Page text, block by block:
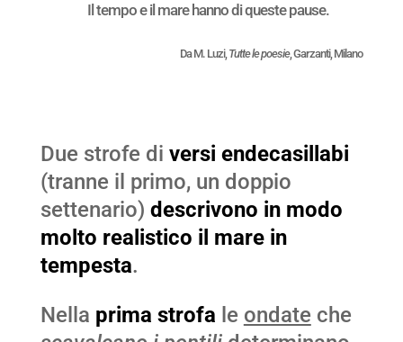
Il tempo e il mare hanno di queste pause.
Da M. Luzi,Tutte le poesie, Garzanti, Milano
Due strofe di versi endecasillabi
(tranne il primo, un doppio
settenario) descrivono in modo
molto realistico il mare in
tempesta.
Nella prima strofa le ondate che